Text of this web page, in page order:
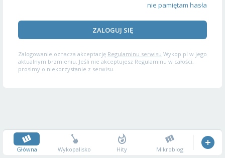
nie pamiętam hasła
ZALOGUJ SIĘ
Zalogowanie oznacza akceptację Regulaminu serwisu Wykop.pl w jego
aktualnym brzmieniu. Jeśli nie akceptujesz Regulaminu w całości,
prosimy o niekorzystanie z serwisu.
Główna Wykopalisko Hity Mikroblog